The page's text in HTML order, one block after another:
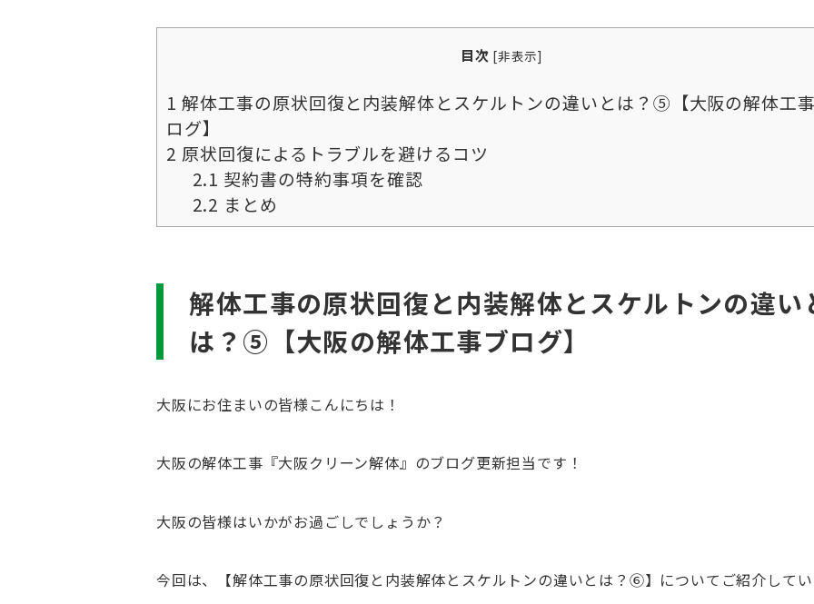
目次 [非表示]
1 解体工事の原状回復と内装解体とスケルトンの違いとは？⑤【大阪の解体工
ログ】
2 原状回復によるトラブルを避けるコツ
2.1 契約書の特約事項を確認
2.2 まとめ
解体工事の原状回復と内装解体とスケルトンの違い
は？⑤【大阪の解体工事ブログ】
大阪にお住まいの皆様こんにちは！
大阪の解体工事『大阪クリーン解体』のブログ更新担当です！
大阪の皆様はいかがお過ごしでしょうか？
今回は、【解体工事の原状回復と内装解体とスケルトンの違いとは？⑥】についてご紹介して